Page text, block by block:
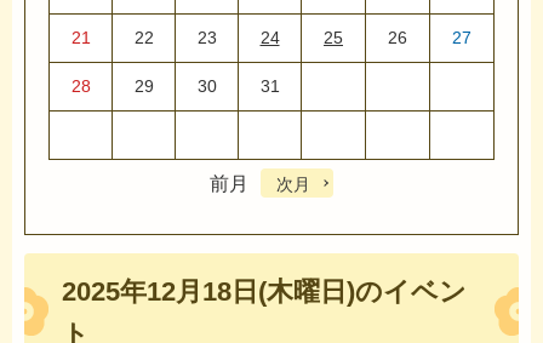
21 22 23 24 25 26 27
28 29 30 31
前月 次月
2025年12月18日(木曜日)のイベン
ト